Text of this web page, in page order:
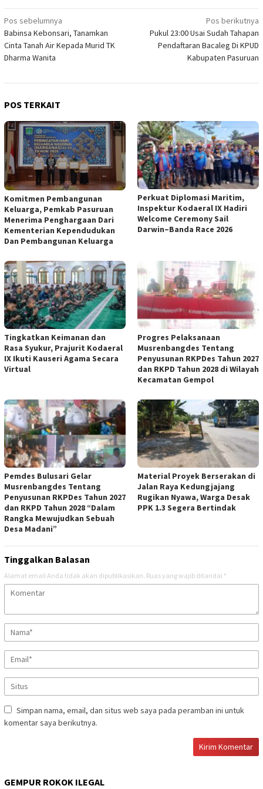
Navigasi
pos
Pos sebelumnya
Babinsa Kebonsari, Tanamkan
Cinta Tanah Air Kepada Murid TK
Dharma Wanita
Pos berikutnya
Pukul 23:00 Usai Sudah Tahapan
Pendaftaran Bacaleg Di KPUD
Kabupaten Pasuruan
POS TERKAIT
Komitmen Pembangunan
Keluarga, Pemkab Pasuruan
Menerima Penghargaan Dari
Kementerian Kependudukan
Dan Pembangunan Keluarga
Perkuat Diplomasi Maritim,
Inspektur Kodaeral IX Hadiri
Welcome Ceremony Sail
Darwin–Banda Race 2026
Tingkatkan Keimanan dan
Rasa Syukur, Prajurit Kodaeral
IX Ikuti Kauseri Agama Secara
Virtual
Progres Pelaksanaan
Musrenbangdes Tentang
Penyusunan RKPDes Tahun 2027
dan RKPD Tahun 2028 di Wilayah
Kecamatan Gempol
Pemdes Bulusari Gelar
Musrenbangdes Tentang
Penyusunan RKPDes Tahun 2027
dan RKPD Tahun 2028 “Dalam
Rangka Mewujudkan Sebuah
Desa Madani”
Material Proyek Berserakan di
Jalan Raya Kedungjajang
Rugikan Nyawa, Warga Desak
PPK 1.3 Segera Bertindak
Tinggalkan Balasan
Alamat email Anda tidak akan dipublikasikan. Ruas yang wajib ditandai *
Simpan nama, email, dan situs web saya pada peramban ini untuk
komentar saya berikutnya.
GEMPUR ROKOK ILEGAL